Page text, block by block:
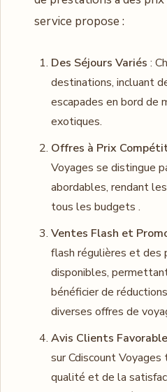
service propose :
Des Séjours Variés :
destinations, incluant
escapades en bord de
exotiques.
Offres à Prix
Voyages se distingue
abordables, rendant
tous les budgets .
Ventes Flash et
flash régulières et des
disponibles,
bénéficier de
diverses offres de
Avis Clients
sur Cdiscount
qualité et de la